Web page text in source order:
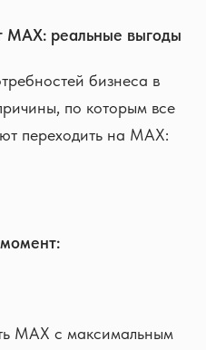
реальные выгоды
бизнеса в
по которым все
переходить на MAX:
MAX с максимальным